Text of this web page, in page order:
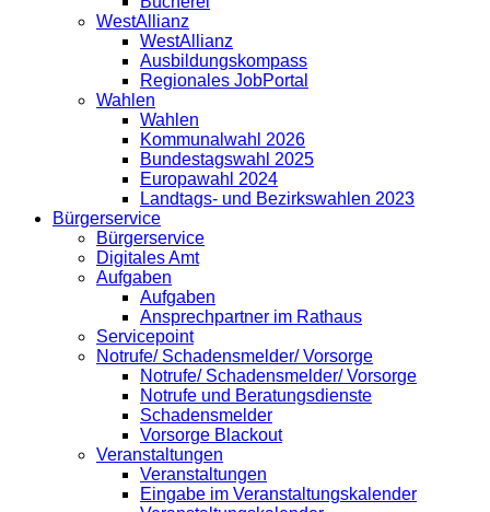
WestAllianz
WestAllianz
Ausbildungskompass
Regionales JobPortal
Wahlen
Wahlen
Kommunalwahl 2026
Bundestagswahl 2025
Europawahl 2024
Landtags- und Bezirkswahlen 2023
Bürgerservice
Bürgerservice
Digitales Amt
Aufgaben
Aufgaben
Ansprechpartner im Rathaus
Servicepoint
Notrufe/ Schadensmelder/ Vorsorge
Notrufe/ Schadensmelder/ Vorsorge
Notrufe und Beratungsdienste
Schadensmelder
Vorsorge Blackout
Veranstaltungen
Veranstaltungen
Eingabe im Veranstaltungskalender